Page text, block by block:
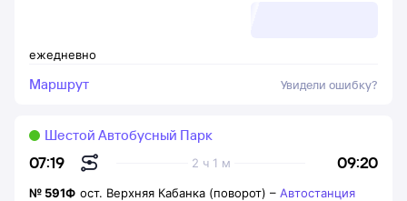
ежедневно
Маршрут Увидели ошибку?
07:19 09:20
2 ч 1 м
Шестой Автобусный Парк
№ 591Ф ост. Верхняя Кабанка (поворот) – Автостанция